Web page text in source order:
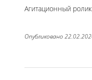
Агитационный
Опубликовано